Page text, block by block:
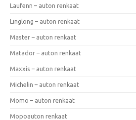
Laufenn – auton renkaat
Linglong – auton renkaat
Master – auton renkaat
Matador – auton renkaat
Maxxis – auton renkaat
Michelin – auton renkaat
Momo – auton renkaat
Mopoauton renkaat